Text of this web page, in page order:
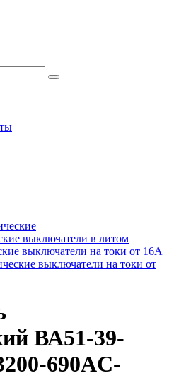
выключатели в литом
выключатели на токи от 16А
выключатели на токи от
ВА51-39-
690AC-